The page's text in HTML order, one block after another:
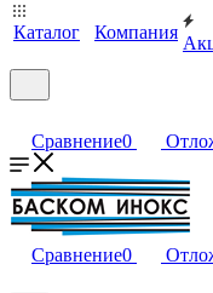
Каталог Компания
Сравнение0
Сравнение0